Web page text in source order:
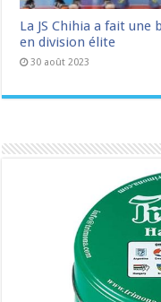
La JS Chihia a fait
en division élite
30 août 2023